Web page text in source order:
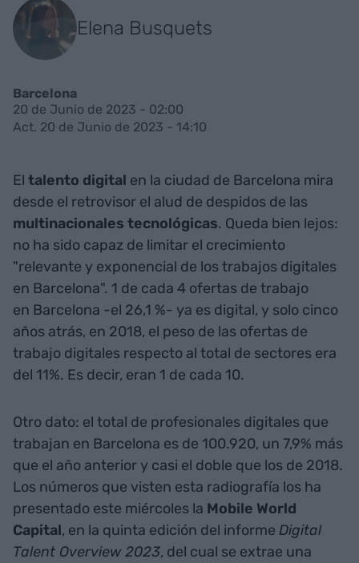
Elena Busquets
Barcelona
20 de Junio de 2023 - 02:00
Act. 20 de Junio de 2023 - 14:10
El talento digital en la ciudad de Barcelona mira
desde el retrovisor el alud de despidos de las
multinacionales tecnológicas. Queda bien lejos:
no ha sido capaz de limitar el crecimiento
"relevante y exponencial de los trabajos digitales
en Barcelona". 1 de cada 4 ofertas de trabajo
en Barcelona -el 26,1 %- ya es digital, y solo cinco
años atrás, en 2018, el peso de las ofertas de
trabajo digitales respecto al total de sectores era
del 11%. Es decir, eran 1 de cada 10.
Otro dato: el total de profesionales digitales que
trabajan en Barcelona es de 100.920, un 7,9% más
que el año anterior y casi el doble que los de 2018.
Los números que visten esta radiografía los ha
presentado este miércoles la Mobile World
Capital, en la quinta edición del informe Digital
Talent Overview 2023, del cual se extrae una